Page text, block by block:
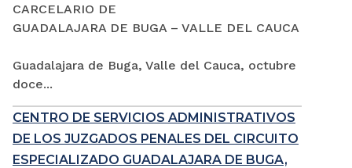
CARCELARIO DE
GUADALAJARA DE BUGA – VALLE DEL CAUCA
Guadalajara de Buga, Valle del Cauca, octubre
doce...
CENTRO DE SERVICIOS ADMINISTRATIVOS
DE LOS JUZGADOS PENALES DEL CIRCUITO
ESPECIALIZADO GUADALAJARA DE BUGA,